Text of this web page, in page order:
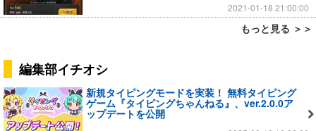
2021-01-18 21:00:00
もっと見る ＞＞
編集部イチオシ
新規タイピングモードを実装！ 無料タイピング
ゲーム『タイピングちゃんねる』、ver.2.0.0ア
ップデートを公開